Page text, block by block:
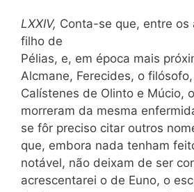
LXXIV, Conta-se que, entre os
filho de
Pélias, e, em época mais
Alcmane, Ferecides, o filósofo,
Calístenes de Olinto e Múcio,
morreram da mesma
se fôr preciso citar outros
que, embora nada tenham
notável, não deixam de ser
acrescentarei o de Euno, o